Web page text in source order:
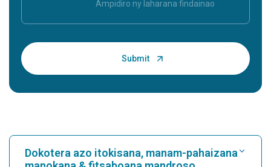
Dokotera azo itokisana, manam-pahaizana